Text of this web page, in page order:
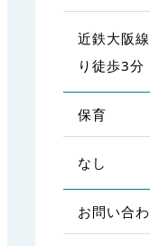
近鉄大阪
り徒歩3分
保育
なし
お問い合